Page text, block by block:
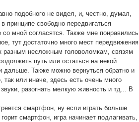
подобного не видел, и, честно, думал,
принципе свободно передвигаться
мной согласятся. Также мне понравились
тут достаточно много мест передвижения
разным несложным головоломкам, связям
путь или остаться на некой
дальше. Также можно вернуться обратно и
или иначе, здесь есть очень много
разогнать мелкую живность и тд... В
смартфон, ну если играть больше
смартфон, игра начинает подлагивать,